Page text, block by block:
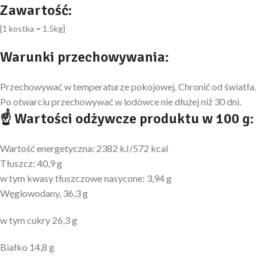
Zawartość:
[1 kostka = 1.5kg]
Warunki przechowywania:
Przechowywać w temperaturze pokojowej. Chronić od światła.
Po otwarciu przechowywać w lodówce nie dłużej niż 30 dni.
☝ Wartości odżywcze produktu w 100 g:
Wartość energetyczna: 2382 kJ/572 kcal
Tłuszcz: 40,9 g
w tym kwasy tłuszczowe nasycone: 3,94 g
Węglowodany, 36,3 g
w tym cukry 26,3 g
Białko 14,8 g